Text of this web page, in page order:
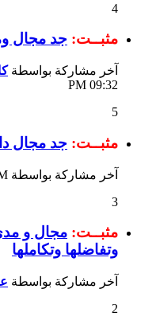
4
مثبــت: جد مجال
آخر مشاركة بواسطة
09:32 PM
5
مثبــت: جد مجال
آخر مشاركة بواسطة
3
مثبــت: مجال و
وتفاضلها وتكاملها
آخر مشاركة بواسطة
2